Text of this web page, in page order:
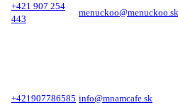
+421 907 254
443
menuckoo@menuckoo.sk
+421907786585 info@mnamcafe.sk